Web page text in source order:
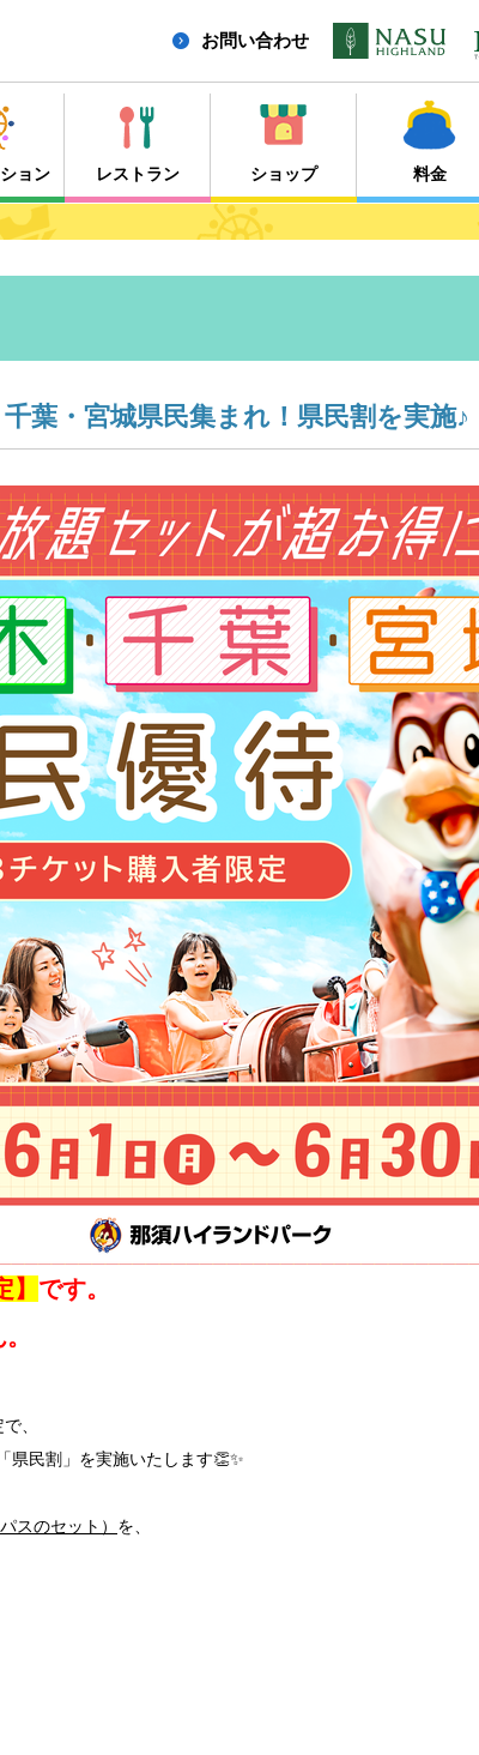
お問い合わせ
ョン レストラン ショップ 料金
葉・宮城県民集まれ！県民割を実施♪
です。
、
県民割」を実施いたします👏✨
スのセット） を、